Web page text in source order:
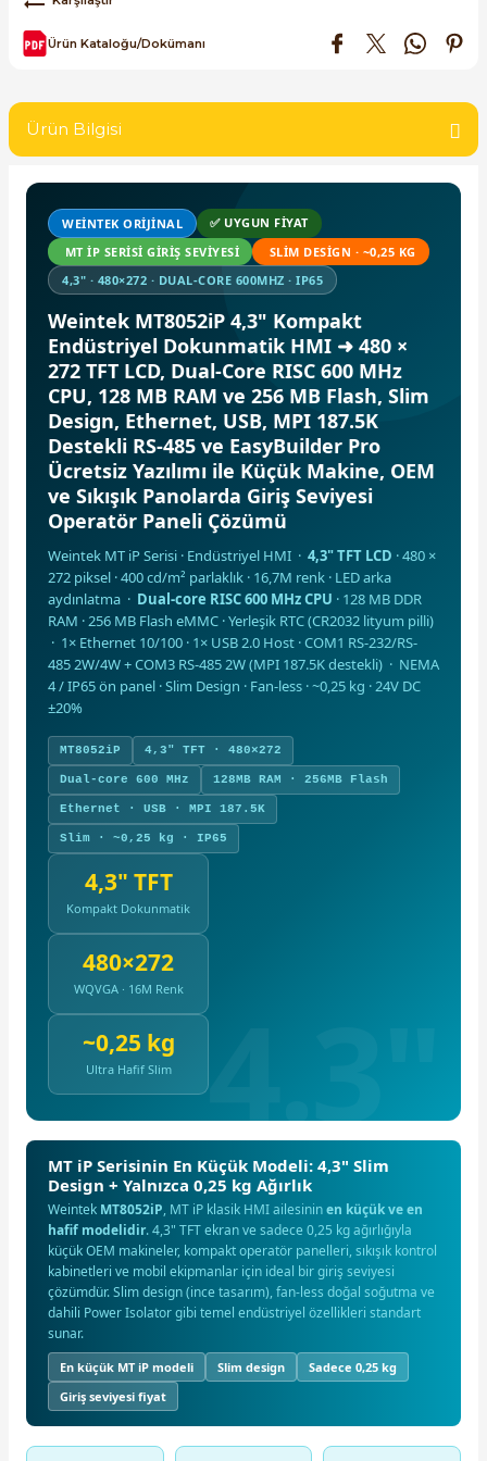
- UPS
Kesiciler
Şalterleri
Yol Vericiler
Pako Şalterler
SIRIUS SAFETY
WinCC Unified Runtime Yazılımları
Ürün Kataloğu/Dokümanı
Ürün Bilgisi
WEINTEK ORIJINAL
✅ UYGUN FIYAT
MT IP SERISI GIRIŞ SEVIYESI
SLIM DESIGN · ~0,25 KG
4,3" · 480×272 · DUAL-CORE 600MHZ · IP65
Weintek MT8052iP 4,3" Kompakt
Endüstriyel Dokunmatik HMI ➜ 480 ×
272 TFT LCD, Dual-Core RISC 600 MHz
CPU, 128 MB RAM ve 256 MB Flash, Slim
Design, Ethernet, USB, MPI 187.5K
Destekli RS-485 ve EasyBuilder Pro
Ücretsiz Yazılımı ile Küçük Makine, OEM
ve Sıkışık Panolarda Giriş Seviyesi
Operatör Paneli Çözümü
Weintek MT iP Serisi · Endüstriyel HMI · 4,3" TFT LCD · 480 ×
272 piksel · 400 cd/m² parlaklık · 16,7M renk · LED arka
aydınlatma · Dual-core RISC 600 MHz CPU · 128 MB DDR
RAM · 256 MB Flash eMMC · Yerleşik RTC (CR2032 lityum pilli)
· 1× Ethernet 10/100 · 1× USB 2.0 Host · COM1 RS-232/RS-
485 2W/4W + COM3 RS-485 2W (MPI 187.5K destekli) · NEMA
4 / IP65 ön panel · Slim Design · Fan-less · ~0,25 kg · 24V DC
±20%
MT8052iP 4,3" TFT · 480×272
Dual-core 600 MHz 128MB RAM · 256MB Flash
Ethernet · USB · MPI 187.5K
Slim · ~0,25 kg · IP65
4,3" TFT
Kompakt Dokunmatik
480×272
WQVGA · 16M Renk
~0,25 kg
Ultra Hafif Slim
MT iP Serisinin En Küçük Modeli: 4,3" Slim
Design + Yalnızca 0,25 kg Ağırlık
Weintek MT8052iP, MT iP klasik HMI ailesininen küçük ve en
hafif modelidir. 4,3" TFT ekran ve sadece 0,25 kg ağırlığıyla
küçük OEM makineler, kompakt operatör panelleri, sıkışık kontrol
kabinetleri ve mobil ekipmanlar için ideal bir giriş seviyesi
çözümdür. Slim design (ince tasarım), fan-less doğal soğutma ve
dahili Power Isolator gibi temel endüstriyel özellikleri standart
sunar.
En küçük MT iP modeli Slim design
Sadece 0,25 kg
Giriş seviyesi fiyat